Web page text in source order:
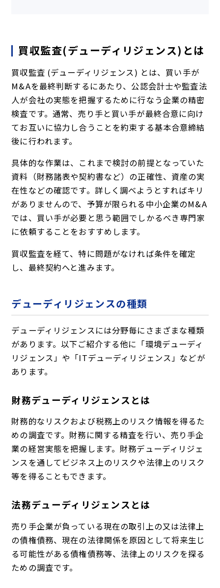
買収監査(デューディリジェンス)とは
買収監査 (デューディリジェンス) とは、買い手が
M&Aを最終判断するにあたり、公認会計士や監査法
人が会社の実態を把握するために行なう企業の精密
検査です。通常、売り手と買い手が最終合意に向け
てお互いに協力し合うことを約束する基本合意締結
後に行われます。
具体的な作業は、これまで検討の前提となっていた
資料（財務諸表や契約書など）の正確性、資産の実
在性などの確認です。詳しく調べようとすればキリ
がありませんので、予算が限られる中小企業のM&A
では、買い手が必要と思う範囲でしかるべき専門家
に依頼することをおすすめします。
買収監査を経て、特に問題がなければ条件を確定
し、最終契約へと進みます。
デューディリジェンスの種類
デューディリジェンスには分野毎にさまざまな種類
があります。以下ご紹介する他に「環境デューディ
リジェンス」や「ITデューディリジェンス」などが
あります。
財務デューディリジェンスとは
財務的なリスクおよび税務上のリスク情報を得るた
めの調査です。財務に関する精査を行い、売り手企
業の経営実態を把握します。財務デューディリジェ
ンスを通してビジネス上のリスクや法律上のリスク
等を得ることもできます。
法務デューディリジェンスとは
売り手企業が負っている現在の取引上の又は法律上
の債権債務、現在の法律関係を原因として将来生じ
る可能性がある債権債務等、法律上のリスクを探る
ための調査です。